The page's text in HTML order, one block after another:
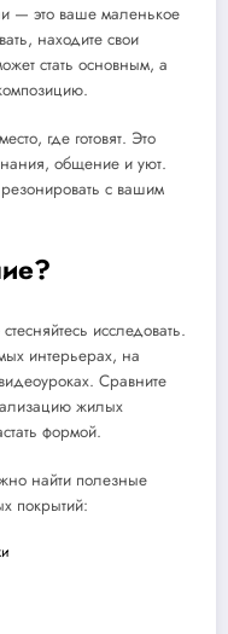
— это ваше маленькое
находите свои
стать основным, а
где готовят. Это
общение и уют.
с вашим
исследовать.
интерьерах, на
Сравните
жилых
формой.
найти полезные
покрытий: